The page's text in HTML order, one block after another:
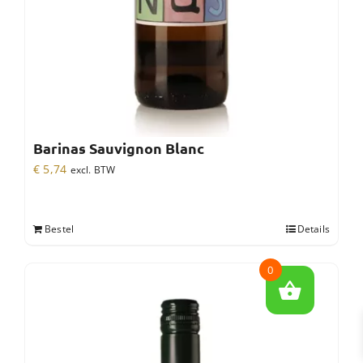
Barinas Sauvignon Blanc
€ 5,74 excl. BTW
Bestel Details
0